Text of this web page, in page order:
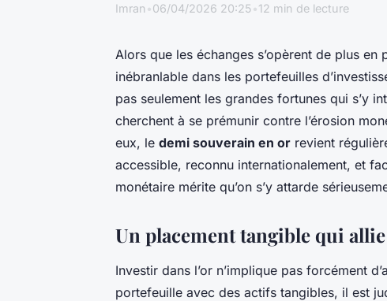
Imran •06/04/2026 20:25•12 min de lecture
Alors que les échanges s’opèrent de plus
inébranlable dans les portefeuilles
pas seulement les grandes fortunes qui s’y
cherchent à se prémunir contre l’érosion
eux, le demi souverain en or revient
accessible, reconnu internationalement, et
monétaire mérite qu’on s’y attarde
Un placement tangible qui
Investir dans l’or n’implique pas forcément
portefeuille avec des actifs tangibles, il est